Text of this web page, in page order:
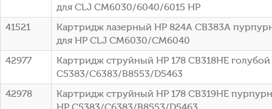
для CLJ CM6030/6040/6015 HP
41521
Картридж лазерный HP 824A CB383A
для HP CLJ CM6030/CM6040
42977
Картридж струйный HP 178 CB318HE голубой
C5383/C6383/B8553/D5463
42978
Картридж струйный HP 178 CB319HE